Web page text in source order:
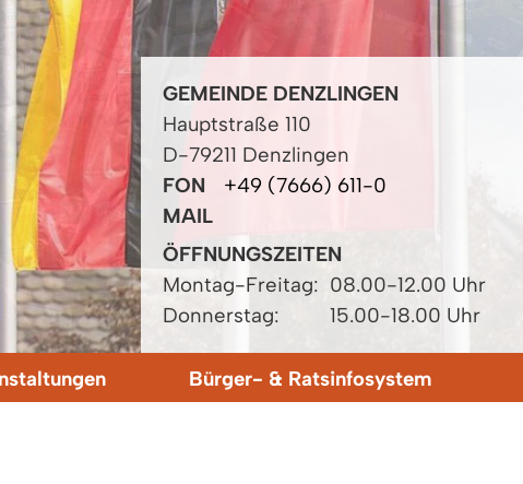
GEMEINDE DENZLINGEN
Hauptstraße 110
D-79211 Denzlingen
FON
+49 (7666) 611-0
MAIL
ÖFFNUNGSZEITEN
Montag-Freitag: 08.00-12.00 Uhr
Donnerstag:
15.00-18.00 Uhr
Bürger- & Ratsinfosystem